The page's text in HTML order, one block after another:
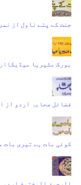
جنت کے پتے ناول از
بورک مٹیریا
فضائل صحابہ اردو از
کوئی بات ہے تیری بات